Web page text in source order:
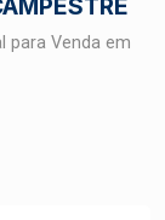
para Venda em